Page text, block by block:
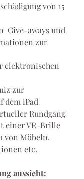
Give-aways und
zur
elektronischen
dem iPad
einer VR-Brille
von Möbeln,
etc.
aussieht: